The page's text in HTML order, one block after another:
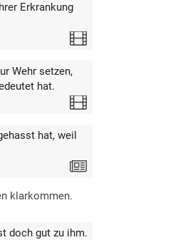
Erkrankung
Wehr setzen,
hat.
hat, weil
klarkommen.
doch gut zu ihm.